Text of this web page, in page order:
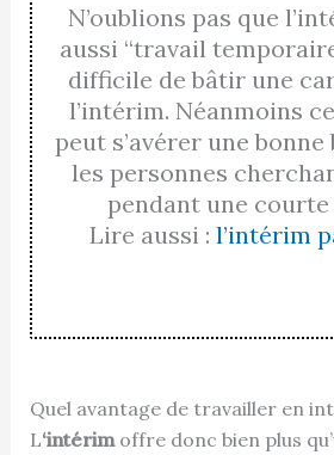
N’oublions pas que
aussi “travail
difficile de bâtir une
l’intérim. Néanmoins
peut s’avérer une
les personnes
pendant une
Lire aussi : l’intérim
Quel avantage de travailler en
L‘intérimoffre donc bien plus